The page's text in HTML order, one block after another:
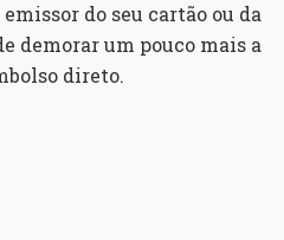
do seu cartão ou da
demorar um pouco mais a
direto.